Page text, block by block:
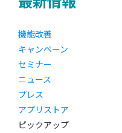
機能改善
キャンペーン
セミナー
ニュース
プレス
アプリストア
ピックアップ